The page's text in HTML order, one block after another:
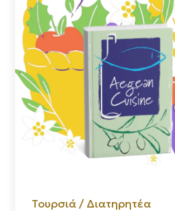
Τουρσιά / Διατηρητέα